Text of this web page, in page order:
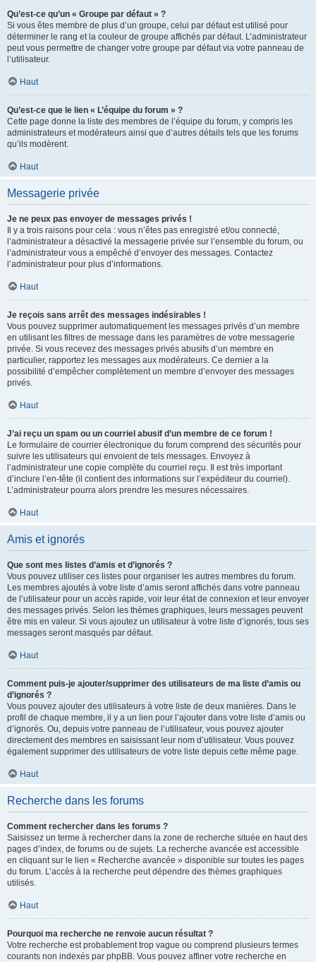
Qu’est-ce qu’un « Groupe par défaut » ?
Si vous êtes membre de plus d’un groupe, celui par défaut est utilisé pour
déterminer le rang et la couleur de groupe affichés par défaut. L’administrateur
peut vous permettre de changer votre groupe par défaut via votre panneau de
l’utilisateur.
Haut
Qu’est-ce que le lien « L’équipe du forum » ?
Cette page donne la liste des membres de l’équipe du forum, y compris les
administrateurs et modérateurs ainsi que d’autres détails tels que les forums
qu’ils modèrent.
Haut
Messagerie privée
Je ne peux pas envoyer de messages privés !
Il y a trois raisons pour cela : vous n’êtes pas enregistré et/ou connecté,
l’administrateur a désactivé la messagerie privée sur l’ensemble du forum, ou
l’administrateur vous a empêché d’envoyer des messages. Contactez
l’administrateur pour plus d’informations.
Haut
Je reçois sans arrêt des messages indésirables !
Vous pouvez supprimer automatiquement les messages privés d’un membre
en utilisant les filtres de message dans les paramètres de votre messagerie
privée. Si vous recevez des messages privés abusifs d’un membre en
particulier, rapportez les messages aux modérateurs. Ce dernier a la
possibilité d’empêcher complètement un membre d’envoyer des messages
privés.
Haut
J’ai reçu un spam ou un courriel abusif d’un membre de ce forum !
Le formulaire de courrier électronique du forum comprend des sécurités pour
suivre les utilisateurs qui envoient de tels messages. Envoyez à
l’administrateur une copie complète du courriel reçu. Il est très important
d’inclure l’en-tête (il contient des informations sur l’expéditeur du courriel).
L’administrateur pourra alors prendre les mesures nécessaires.
Haut
Amis et ignorés
Que sont mes listes d’amis et d’ignorés ?
Vous pouvez utiliser ces listes pour organiser les autres membres du forum.
Les membres ajoutés à votre liste d’amis seront affichés dans votre panneau
de l’utilisateur pour un accès rapide, voir leur état de connexion et leur envoyer
des messages privés. Selon les thèmes graphiques, leurs messages peuvent
être mis en valeur. Si vous ajoutez un utilisateur à votre liste d’ignorés, tous ses
messages seront masqués par défaut.
Haut
Comment puis-je ajouter/supprimer des utilisateurs de ma liste d’amis ou
d’ignorés ?
Vous pouvez ajouter des utilisateurs à votre liste de deux manières. Dans le
profil de chaque membre, il y a un lien pour l’ajouter dans votre liste d’amis ou
d’ignorés. Ou, depuis votre panneau de l’utilisateur, vous pouvez ajouter
directement des membres en saisissant leur nom d’utilisateur. Vous pouvez
également supprimer des utilisateurs de votre liste depuis cette même page.
Haut
Recherche dans les forums
Comment rechercher dans les forums ?
Saisissez un terme à rechercher dans la zone de recherche située en haut des
pages d’index, de forums ou de sujets. La recherche avancée est accessible
en cliquant sur le lien « Recherche avancée » disponible sur toutes les pages
du forum. L’accès à la recherche peut dépendre des thèmes graphiques
utilisés.
Haut
Pourquoi ma recherche ne renvoie aucun résultat ?
Votre recherche est probablement trop vague ou comprend plusieurs termes
courants non indexés par phpBB. Vous pouvez affiner votre recherche en